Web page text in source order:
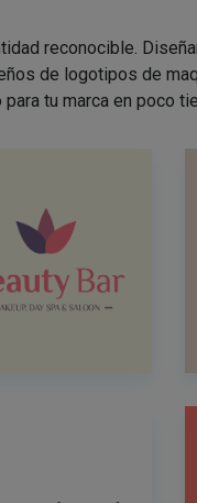
reconocible.
de logotipos de
tu marca en poco